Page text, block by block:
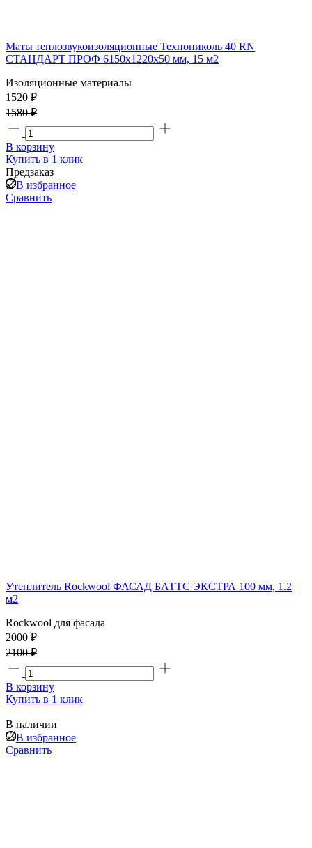
Маты теплозвукоизоляционные Технониколь 40 RN
СТАНДАРТ ПРОФ 6150x1220x50 мм, 15 м2
Изоляционные материалы
1520 ₽
1580 ₽
В корзину
Купить в 1 клик
Предзаказ
В избранное
Сравнить
Утеплитель Rockwool ФАСАД БАТТС ЭКСТРА 100 мм, 1.2
м2
Rockwool для фасада
2000 ₽
2100 ₽
В корзину
Купить в 1 клик
В наличии
В избранное
Сравнить